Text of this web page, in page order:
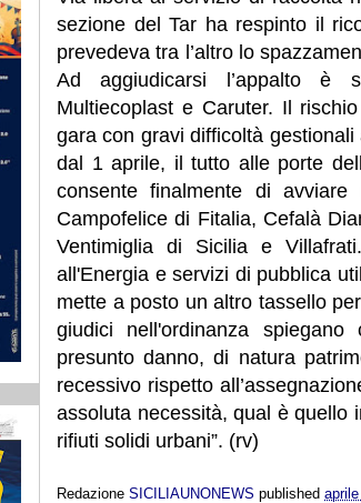
sezione del Tar ha respinto il
prevedeva tra l’altro lo
Ad aggiudicarsi l’appalto è
Multiecoplast e Caruter. Il
gara con gravi difficoltà
dal 1 aprile, il tutto alle porte
consente finalmente di
Campofelice di Fitalia, Cefalà
Ventimiglia di Sicilia e
all'Energia e servizi di pubblica
mette a posto un altro tassello
giudici nell'ordinanza
presunto danno, di natura
recessivo rispetto
assoluta necessità, qual è quello
rifiuti solidi urbani”. (rv)
Redazione SICILIAUNONEWS published